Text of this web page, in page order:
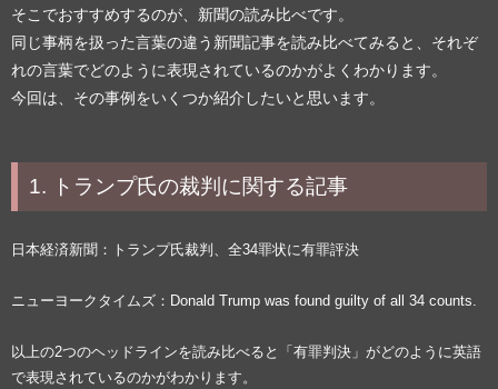
そこでおすすめするのが、新聞の読み比べです。
同じ事柄を扱った言葉の違う新聞記事を読み比べてみると、それぞ
れの言葉でどのように表現されているのかがよくわかります。
今回は、その事例をいくつか紹介したいと思います。
1. トランプ氏の裁判に関する記事
日本経済新聞：トランプ氏裁判、全34罪状に有罪評決
ニューヨークタイムズ：Donald Trump was found guilty of all 34 counts.
以上の2つのヘッドラインを読み比べると「有罪判決」がどのように英語
で表現されているのかがわかります。